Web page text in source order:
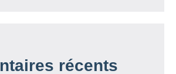
récents